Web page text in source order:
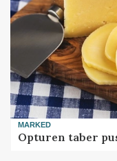
MARKED
Opturen taber